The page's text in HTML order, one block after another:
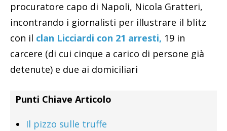
procuratore capo di Napoli, Nicola Gratteri,
incontrando i giornalisti per illustrare il blitz
con il clan Licciardi con 21 arresti, 19 in
carcere (di cui cinque a carico di persone già
detenute) e due ai domiciliari
Punti Chiave Articolo
Il pizzo sulle truffe